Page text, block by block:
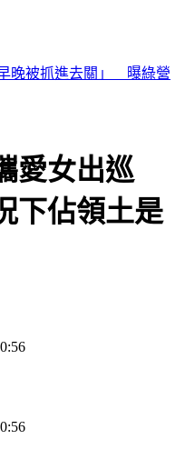
久更重要 做對死亡率降
愛女出巡
下佔領土是